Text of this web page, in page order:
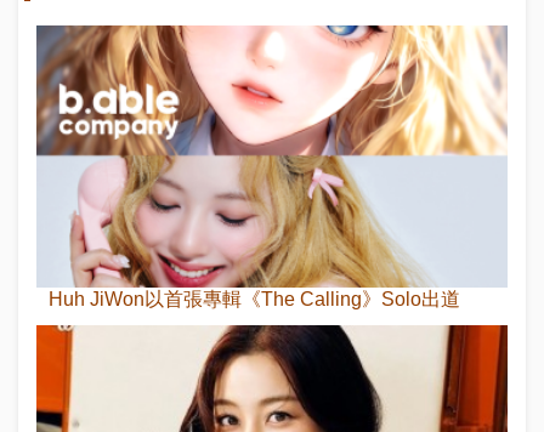
Huh JiWon以首張專輯《The Calling》Solo出道